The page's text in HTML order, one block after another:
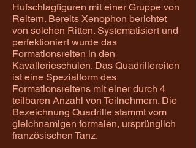
Hufschlagfiguren mit einer Gruppe von
Reitern. Bereits Xenophon berichtet
von solchen Ritten. Systematisiert und
perfektioniert wurde das
Formationsreiten in den
Kavallerieschulen. Das Quadrillereiten
ist eine Spezialform des
Formationsreitens mit einer durch 4
teilbaren Anzahl von Teilnehmern. Die
Bezeichnung Quadrille stammt vom
gleichnamigen formalen, ursprünglich
französischen Tanz.